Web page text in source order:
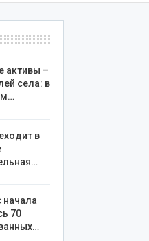
активы –
села: в
в
начала
70